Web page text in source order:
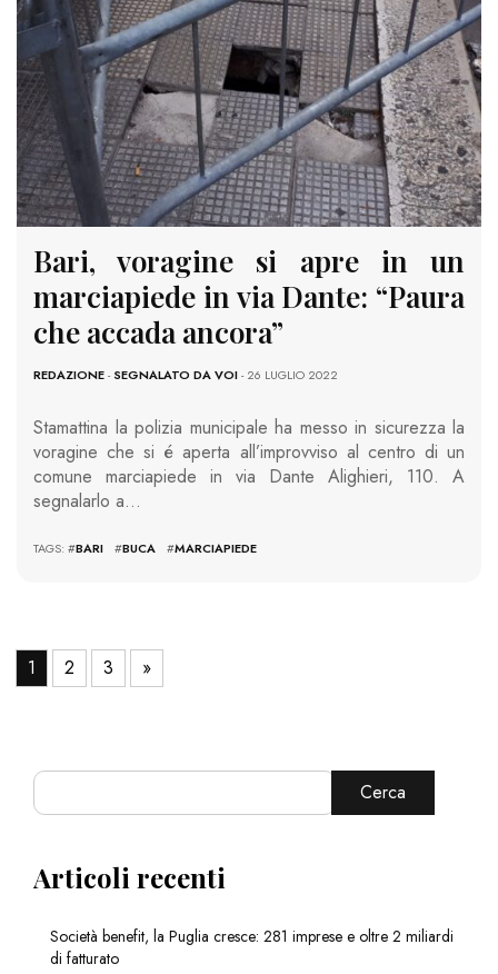
Bari, voragine si apre in un
marciapiede in via Dante: “Paura
che accada ancora”
REDAZIONE-SEGNALATO DA VOI- 26 LUGLIO 2022
Stamattina la polizia municipale ha messo in sicurezza la
voragine che si é aperta all’improvviso al centro di un
comune marciapiede in via Dante Alighieri, 110. A
segnalarlo a…
TAGS: #BARI #BUCA #MARCIAPIEDE
1 2 3 »
Cerca
Articoli recenti
Società benefit, la Puglia cresce: 281 imprese e oltre 2 miliardi
di fatturato